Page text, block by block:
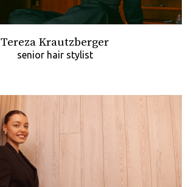
Tereza Krautzberger
senior hair stylist